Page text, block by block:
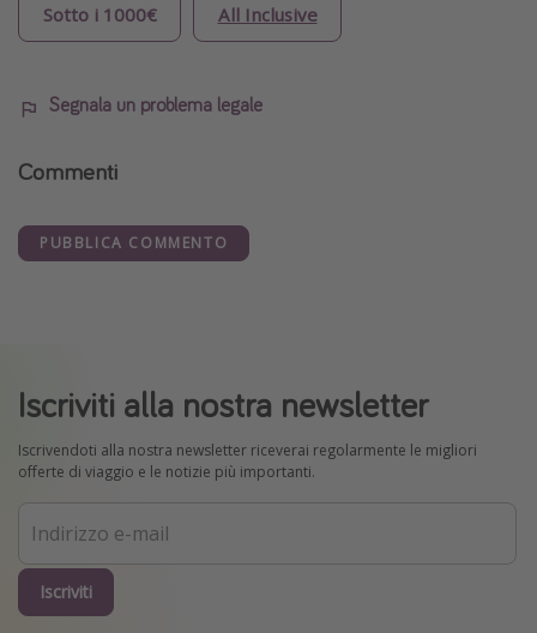
Sotto i 1000€ All Inclusive
Segnala un problema legale
Commenti
PUBBLICA COMMENTO
Iscriviti alla nostra newsletter
Iscrivendoti alla nostra newsletter riceverai regolarmente le migliori
offerte di viaggio e le notizie più importanti.
Iscriviti